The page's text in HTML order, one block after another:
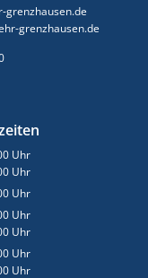
grenzhausen.de
grenzhausen.de
Uhr
08:00 bis 12:00 Uhr
Uhr
13:00 bis 18:00 Uhr
Uhr
08:00 bis 12:00 Uhr
Uhr
08:00 bis 12:00 Uhr
Uhr
13:00 bis 16:00 Uhr
Uhr
08:00 bis 12:00 Uhr
Uhr